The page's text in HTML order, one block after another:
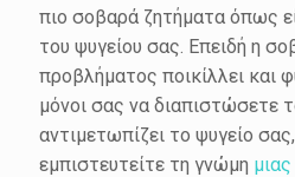
πιο σοβαρά ζητήματα όπως
του ψυγείου σας. Επειδή η
προβλήματος ποικίλλει και
μόνοι σας να διαπιστώσετε
αντιμετωπίζει το ψυγείο
εμπιστευτείτε τη γνώμη